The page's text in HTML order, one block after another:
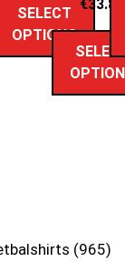
SELECT
OPTIONS
€33.89
965